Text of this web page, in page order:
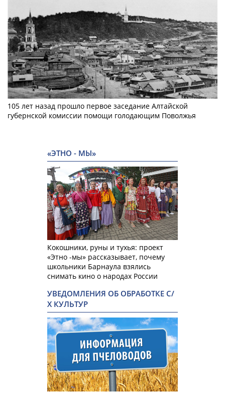
105 лет назад прошло первое заседание Алтайской
губернской комиссии помощи голодающим Поволжья
«ЭТНО - МЫ»
Кокошники, руны и тухья: проект
«Этно -мы» рассказывает, почему
школьники Барнаула взялись
снимать кино о народах России
УВЕДОМЛЕНИЯ ОБ ОБРАБОТКЕ С/
Х КУЛЬТУР